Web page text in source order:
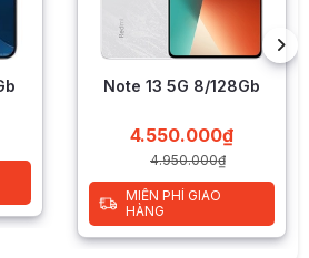
Redmi 12 8/256GB
0₫
MIỄN PHÍ GIAO
HÀNG